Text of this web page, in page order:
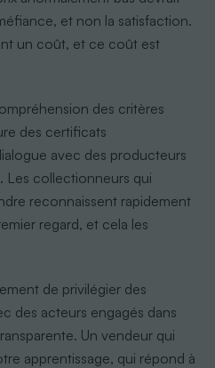
et non la satisfaction.
un coût, et ce coût est
des critères
des certificats
avec des producteurs
Les collectionneurs qui
reconnaissent rapidement
regard, et cela les
de privilégier des
des acteurs engagés dans
Un vendeur qui
apprentissage, qui répond à